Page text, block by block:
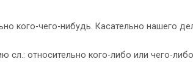
кого-чего-нибудь. Касательно нашего
сл.: относительно кого-либо или чего-